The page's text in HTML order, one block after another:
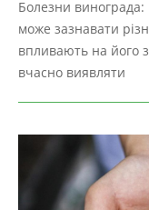
Болезни
може зазнавати
впливають на його
вчасно виявляти